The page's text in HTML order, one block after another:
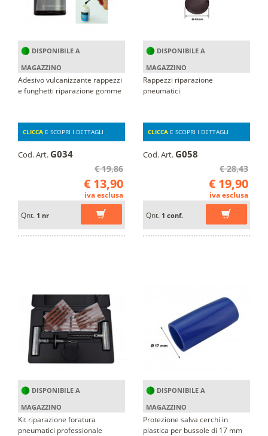
DISPONIBILE A
MAGAZZINO
Adesivo vulcanizzante rappezzi
e funghetti riparazione gomme
CLICCA E SCOPRI I DETTAGLI
Cod. Art. G034
€ 19,86
€ 13,90
iva esclusa
Qnt. 1 nr
DISPONIBILE A
MAGAZZINO
Rappezzi riparazione
pneumatici
CLICCA E SCOPRI I DETTAGLI
Cod. Art. G058
€ 28,43
€ 19,90
iva esclusa
Qnt. 1 conf.
DISPONIBILE A
MAGAZZINO
Kit riparazione foratura
pneumatici professionale
DISPONIBILE A
MAGAZZINO
Protezione salva cerchi in
plastica per bussole di 17 mm